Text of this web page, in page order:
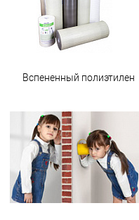
Вспененный полиэтилен